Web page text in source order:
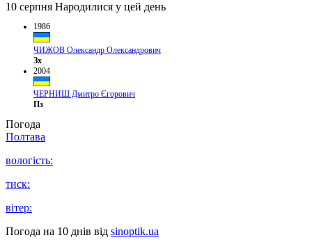
10 серпня Народилися у цей день
1986
ЧИЖОВ Олександр Олександрович
Зх
2004
ЧЕРНИШ Дмитро Єгорович
Пз
Погода
Полтава
вологість:
тиск:
вітер:
Погода на 10 днів від sinoptik.ua